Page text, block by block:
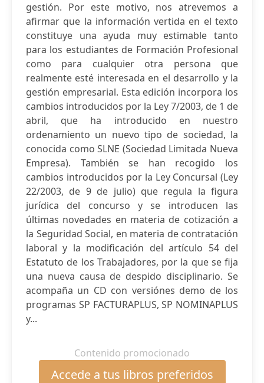
gestión. Por este motivo, nos atrevemos a
afirmar que la información vertida en el texto
constituye una ayuda muy estimable tanto
para los estudiantes de Formación Profesional
como para cualquier otra persona que
realmente esté interesada en el desarrollo y la
gestión empresarial. Esta edición incorpora los
cambios introducidos por la Ley 7/2003, de 1 de
abril, que ha introducido en nuestro
ordenamiento un nuevo tipo de sociedad, la
conocida como SLNE (Sociedad Limitada Nueva
Empresa). También se han recogido los
cambios introducidos por la Ley Concursal (Ley
22/2003, de 9 de julio) que regula la figura
jurídica del concurso y se introducen las
últimas novedades en materia de cotización a
la Seguridad Social, en materia de contratación
laboral y la modificación del artículo 54 del
Estatuto de los Trabajadores, por la que se fija
una nueva causa de despido disciplinario. Se
acompaña un CD con versiónes demo de los
programas SP FACTURAPLUS, SP NOMINAPLUS
y...
Contenido promocionado
Accede a tus libros preferidos